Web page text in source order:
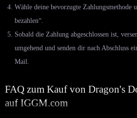
Wähle deine bevorzugte Zahlungsmethode
bezahlen“.
Sobald die Zahlung abgeschlossen ist,
umgehend und senden dir nach Abschluss
Mail.
FAQ zum Kauf von Dragon's
auf IGGM.com